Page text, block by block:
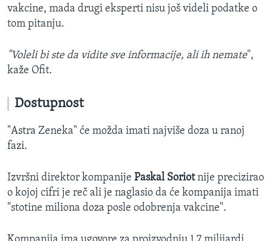
vakcine, mada drugi eksperti nisu još videli podatke o
tom pitanju.
"Voleli bi ste da vidite sve informacije, ali ih nemate",
kaže Ofit.
Dostupnost
"Astra Zeneka" će možda imati najviše doza u ranoj
fazi.
Izvršni direktor kompanije Paskal Soriotnije precizirao
o kojoj cifri je reč ali je naglasio da će kompanija imati
"stotine miliona doza posle odobrenja vakcine".